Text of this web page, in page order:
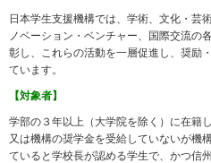
日本学生支援機構では、学術、文化・芸
ノベーション・ベンチャー、国際交流の
彰し、これらの活動を一層促進し、奨励
ています。
【対象者】
学部の３年以上（大学院を除く）に在籍
又は機構の奨学金を受給していないが機
ていると学校長が認める学生で、かつ信